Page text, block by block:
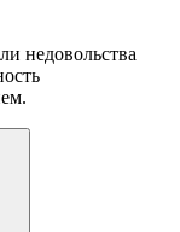
недовольства